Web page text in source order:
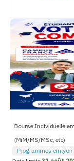
Bourse Individuelle
(MiM/MS/MSc, etc)
Programmes